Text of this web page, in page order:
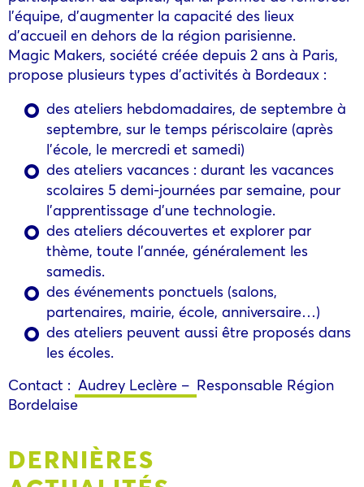
l’équipe, d’augmenter la capacité des lieux
d’accueil en dehors de la région parisienne.
Magic Makers, société créée depuis 2 ans à Paris,
propose plusieurs types d’activités à Bordeaux :
des ateliers hebdomadaires, de septembre à
septembre, sur le temps périscolaire (après
l’école, le mercredi et samedi)
des ateliers vacances : durant les vacances
scolaires 5 demi-journées par semaine, pour
l’apprentissage d’une technologie.
des ateliers découvertes et explorer par
thème, toute l’année, généralement les
samedis.
des événements ponctuels (salons,
partenaires, mairie, école, anniversaire…)
des ateliers peuvent aussi être proposés dans
les écoles.
Contact : Audrey Leclère – Responsable Région
Bordelaise
DERNIÈRES